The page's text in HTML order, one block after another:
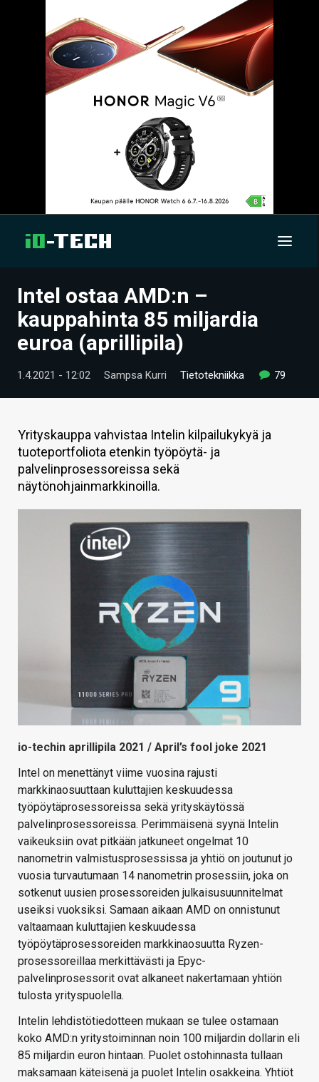
UUTISET
ARTIKKELIT
VIDEOT
TECHBBS
TIETOA
HINTA.FI
KAUPPA
Intel ostaa AMD:n –
kauppahinta 85 miljardia
euroa (aprillipila)
1.4.2021 - 12:02 Sampsa Kurri Tietotekniikka 79
Yrityskauppa vahvistaa Intelin kilpailukykyä ja
tuoteportfoliota etenkin työpöytä- ja
palvelinprosessoreissa sekä
näytönohjainmarkkinoilla.
io-techin aprillipila 2021 / April’s fool joke 2021
Intel on menettänyt viime vuosina rajusti
markkinaosuuttaan kuluttajien keskuudessa
työpöytäprosessoreissa sekä yrityskäytössä
palvelinprosessoreissa. Perimmäisenä syynä Intelin
vaikeuksiin ovat pitkään jatkuneet ongelmat 10
nanometrin valmistusprosessissa ja yhtiö on joutunut jo
vuosia turvautumaan 14 nanometrin prosessiin, joka on
sotkenut uusien prosessoreiden julkaisusuunnitelmat
useiksi vuoksiksi. Samaan aikaan AMD on onnistunut
valtaamaan kuluttajien keskuudessa
työpöytäprosessoreiden markkinaosuutta Ryzen-
prosessoreillaa merkittävästi ja Epyc-
palvelinprosessorit ovat alkaneet nakertamaan yhtiön
tulosta yrityspuolella.
Intelin lehdistötiedotteen mukaan se tulee ostamaan
koko AMD:n yritystoiminnan noin 100 miljardin dollarin eli
85 miljardin euron hintaan. Puolet ostohinnasta tullaan
maksamaan käteisenä ja puolet Intelin osakkeina. Yhtiöt